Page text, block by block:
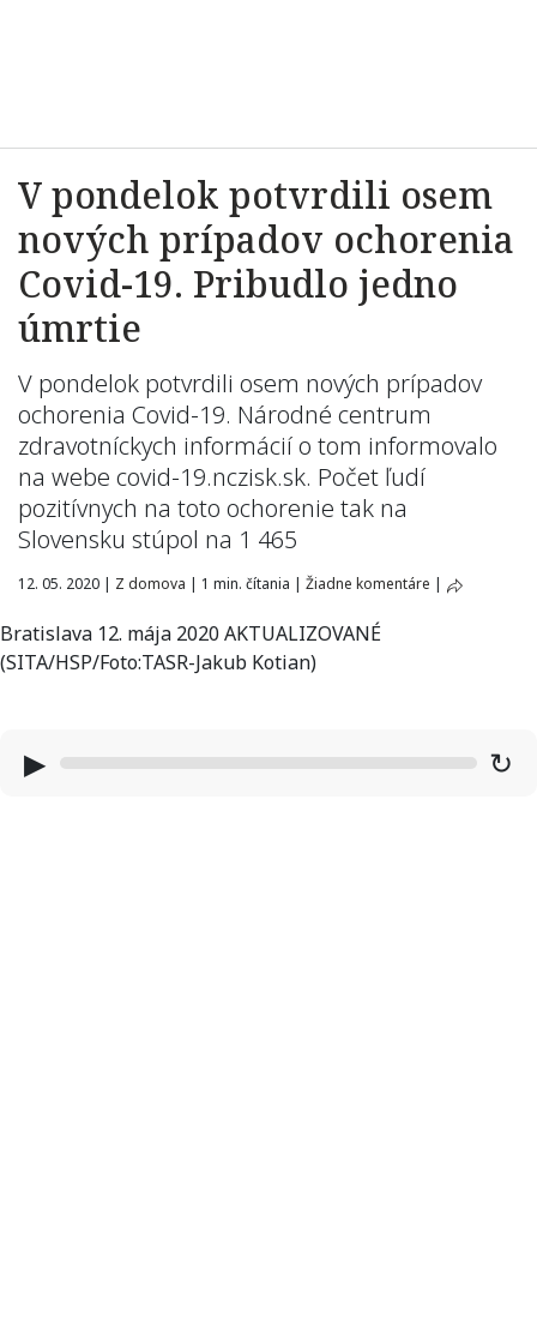
V pondelok potvrdili osem
nových prípadov ochorenia
Covid-19. Pribudlo jedno
úmrtie
V pondelok potvrdili osem nových prípadov
ochorenia Covid-19. Národné centrum
zdravotníckych informácií o tom informovalo
na webe covid-19.nczisk.sk. Počet ľudí
pozitívnych na toto ochorenie tak na
Slovensku stúpol na 1 465
12. 05. 2020 | Z domova | 1 min. čítania | Žiadne komentáre |
Bratislava 12. mája 2020 AKTUALIZOVANÉ
(SITA/HSP/Foto:TASR-Jakub Kotian)
▶ ↻